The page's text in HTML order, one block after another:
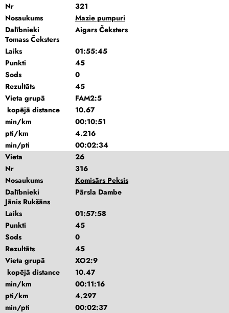
Nr
321
Nosaukums
Mazie pumpuri
Dalībnieki
Aigars Čeksters
Tomass Čeksters
Laiks
01:55:45
Punkti
45
Sods
0
Rezultāts
45
Vieta grupā
FAM2:5
kopējā distance
10.67
min/km
00:10:51
pti/km
4.216
min/pti
00:02:34
Vieta
26
Nr
316
Nosaukums
Komisārs Peksis
Dalībnieki
Pārsla Dambe
Jānis Rukšāns
Laiks
01:57:58
Punkti
45
Sods
0
Rezultāts
45
Vieta grupā
XO2:9
kopējā distance
10.47
min/km
00:11:16
pti/km
4.297
min/pti
00:02:37